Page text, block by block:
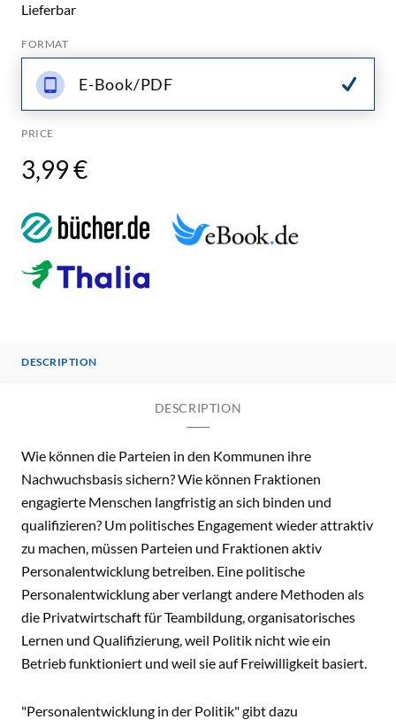
Lieferbar
FORMAT
E-Book/PDF
PRICE
3,99 €
DESCRIPTION
DESCRIPTION
Wie können die Parteien in den Kommunen ihre
Nachwuchsbasis sichern? Wie können Fraktionen
engagierte Menschen langfristig an sich binden und
qualifizieren? Um politisches Engagement wieder attraktiv
zu machen, müssen Parteien und Fraktionen aktiv
Personalentwicklung betreiben. Eine politische
Personalentwicklung aber verlangt andere Methoden als
die Privatwirtschaft für Teambildung, organisatorisches
Lernen und Qualifizierung, weil Politik nicht wie ein
Betrieb funktioniert und weil sie auf Freiwilligkeit basiert.
"Personalentwicklung in der Politik" gibt dazu